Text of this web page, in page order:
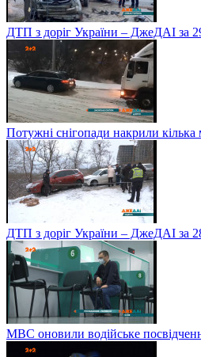
ДТП з доріг України – ДжеДАІ за
Потужні снігопади накрили кілька
ДТП з доріг України – ДжеДАІ за
МВС оновили водійське